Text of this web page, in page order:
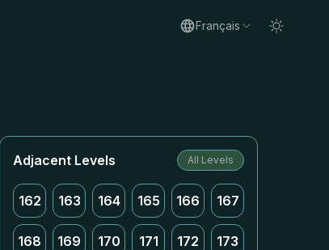
Français
Adjacent Levels All Levels
162 163 164 165 166 167
168 169 170 171 172 173